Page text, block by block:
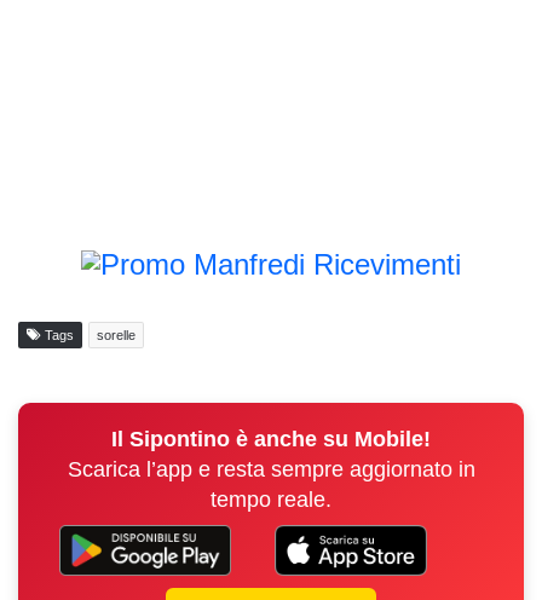
Tags sorelle
Il Sipontino è anche su Mobile!
Scarica l’app e resta sempre aggiornato in
tempo reale.